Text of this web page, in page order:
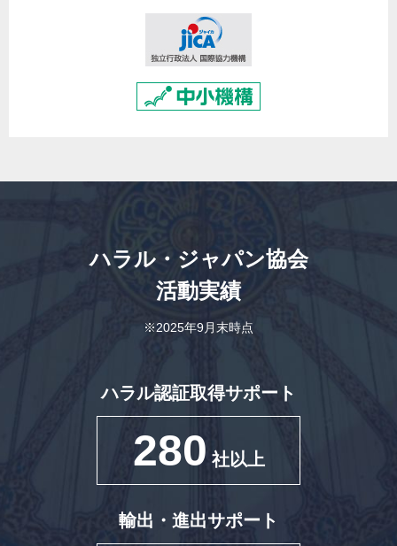
ハラル・ジャパン協会
活動実績
※2025年9月末時点
ハラル認証取得サポート
280 社以上
輸出・進出サポート